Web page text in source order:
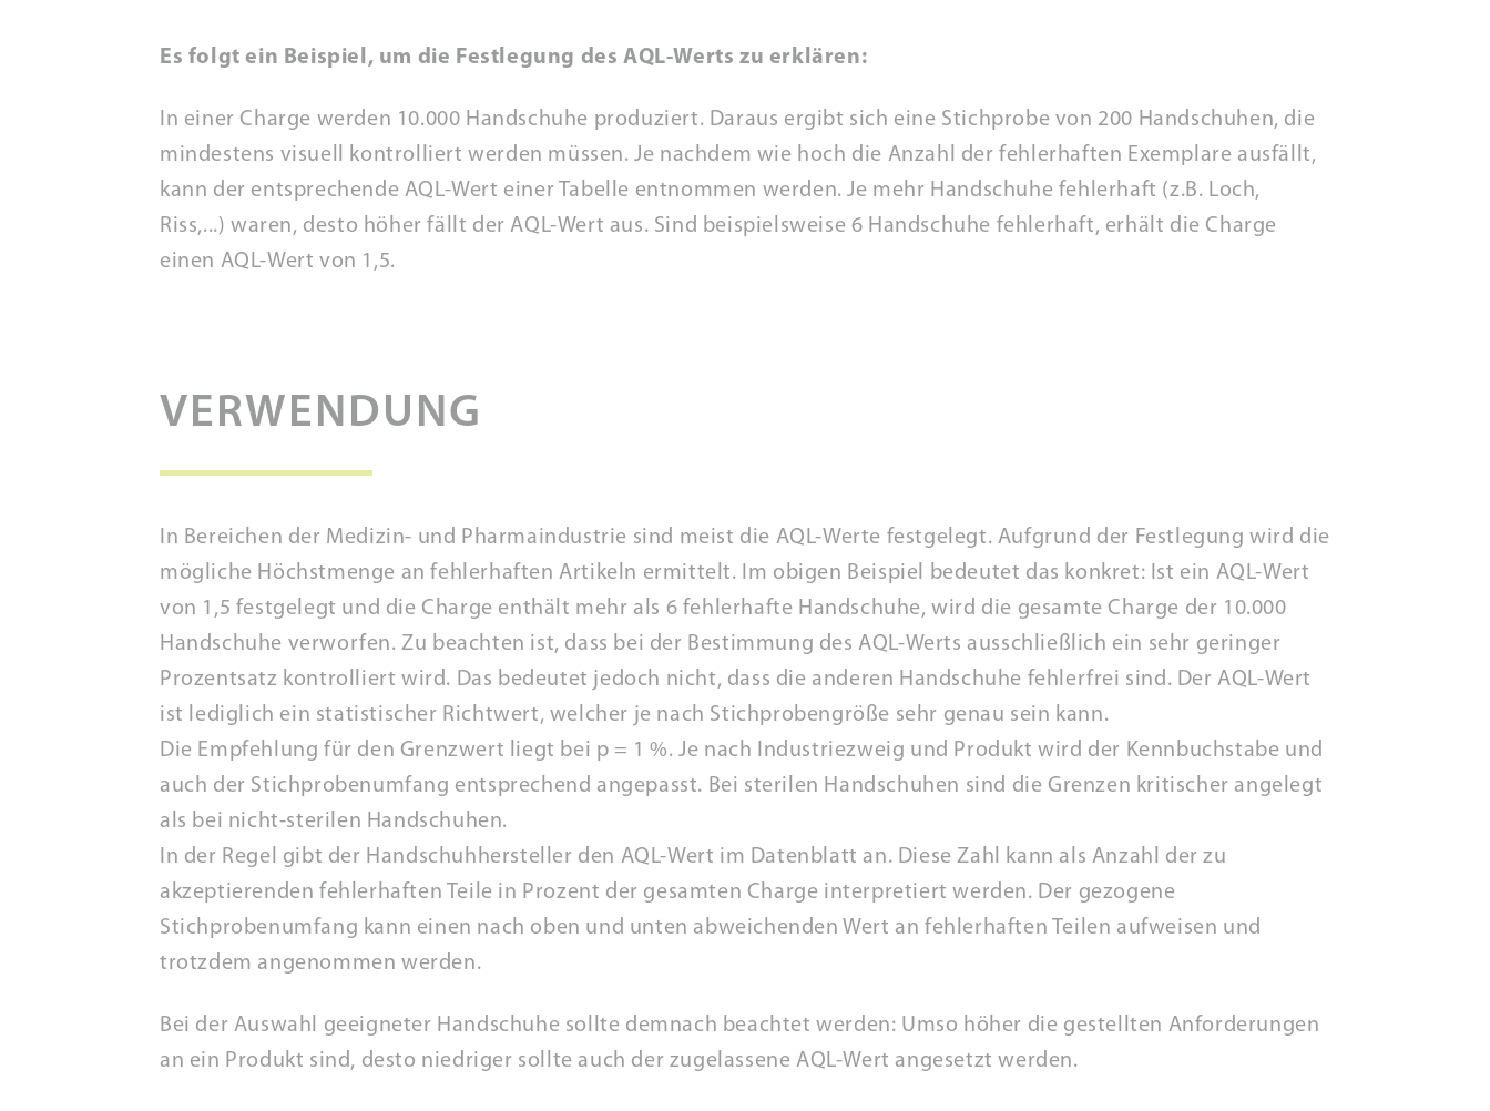
Es folgt ein Beispiel, um die Festlegung des AQL-Werts zu erklären:
In einer Charge werden 10.000 Handschuhe produziert. Daraus ergibt sich eine Stichprobe von 200 Handschuhen, die
mindestens visuell kontrolliert werden müssen. Je nachdem wie hoch die Anzahl der fehlerhaften Exemplare ausfällt,
kann der entsprechende AQL-Wert einer Tabelle entnommen werden. Je mehr Handschuhe fehlerhaft (z.B. Loch,
Riss,...) waren, desto höher fällt der AQL-Wert aus. Sind beispielsweise 6 Handschuhe fehlerhaft, erhält die Charge
einen AQL-Wert von 1,5.
VERWENDUNG
In Bereichen der Medizin- und Pharmaindustrie sind meist die AQL-Werte festgelegt. Aufgrund der Festlegung wird die
mögliche Höchstmenge an fehlerhaften Artikeln ermittelt. Im obigen Beispiel bedeutet das konkret: Ist ein AQL-Wert
von 1,5 festgelegt und die Charge enthält mehr als 6 fehlerhafte Handschuhe, wird die gesamte Charge der 10.000
Handschuhe verworfen. Zu beachten ist, dass bei der Bestimmung des AQL-Werts ausschließlich ein sehr geringer
Prozentsatz kontrolliert wird. Das bedeutet jedoch nicht, dass die anderen Handschuhe fehlerfrei sind. Der AQL-Wert
ist lediglich ein statistischer Richtwert, welcher je nach Stichprobengröße sehr genau sein kann.
Die Empfehlung für den Grenzwert liegt bei p = 1 %. Je nach Industriezweig und Produkt wird der Kennbuchstabe und
auch der Stichprobenumfang entsprechend angepasst. Bei sterilen Handschuhen sind die Grenzen kritischer angelegt
als bei nicht-sterilen Handschuhen.
In der Regel gibt der Handschuhhersteller den AQL-Wert im Datenblatt an. Diese Zahl kann als Anzahl der zu
akzeptierenden fehlerhaften Teile in Prozent der gesamten Charge interpretiert werden. Der gezogene
Stichprobenumfang kann einen nach oben und unten abweichenden Wert an fehlerhaften Teilen aufweisen und
trotzdem angenommen werden.
Bei der Auswahl geeigneter Handschuhe sollte demnach beachtet werden: Umso höher die gestellten Anforderungen
an ein Produkt sind, desto niedriger sollte auch der zugelassene AQL-Wert angesetzt werden.